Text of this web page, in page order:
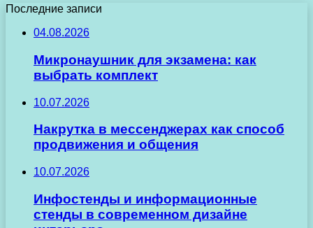
Последние записи
04.08.2026
Микронаушник для экзамена: как
выбрать комплект
10.07.2026
Накрутка в мессенджерах как способ
продвижения и общения
10.07.2026
Инфостенды и информационные
стенды в современном дизайне